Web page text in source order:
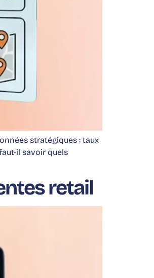
stratégiques : taux
il savoir quels
retail